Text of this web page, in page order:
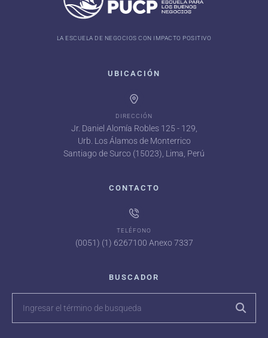
LA ESCUELA DE NEGOCIOS CON IMPACTO POSITIVO
UBICACIÓN
DIRECCIÓN
Jr. Daniel Alomía Robles 125 - 129,
Urb. Los Álamos de Monterrico
Santiago de Surco (15023), Lima, Perú
CONTACTO
TELÉFONO
(0051) (1) 6267100 Anexo 7337
BUSCADOR